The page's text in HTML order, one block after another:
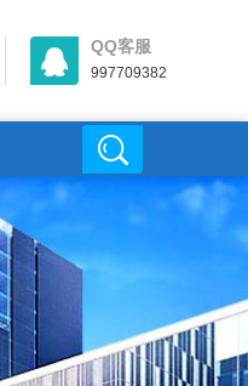
QQ客服
997709382